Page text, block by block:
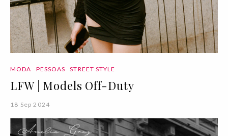
MODA PESSOAS STREET STYLE
LFW | Models Off-Duty
18 Sep 2024